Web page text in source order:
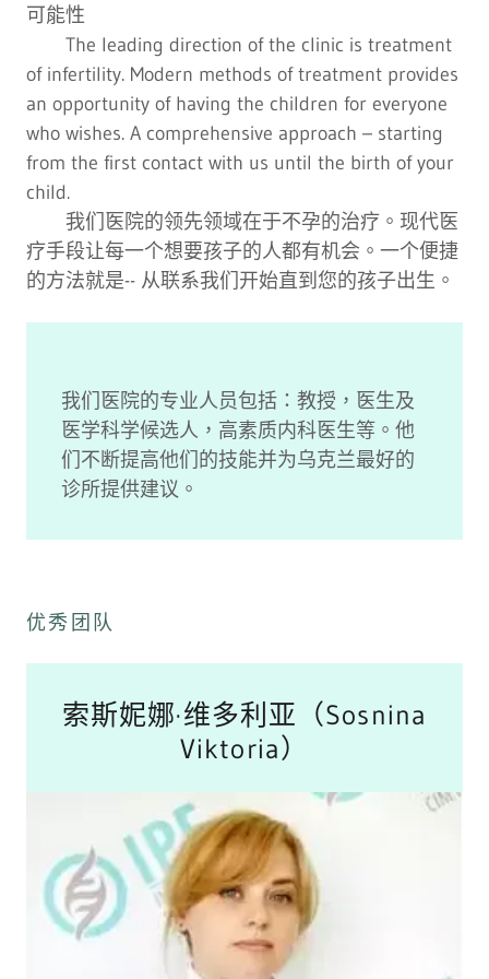
可能性
The leading direction of the clinic is treatment
of infertility. Modern methods of treatment provides
an opportunity of having the children for everyone
who wishes. A comprehensive approach – starting
from the first contact with us until the birth of your
child.
我们医院的领先领域在于不孕的治疗。现代医
疗手段让每一个想要孩子的人都有机会。一个便捷
的方法就是-- 从联系我们开始直到您的孩子出生。
我们医院的专业人员包括：教授，医生及
医学科学候选人，高素质内科医生等。他
们不断提高他们的技能并为乌克兰最好的
诊所提供建议。
优秀团队
索斯妮娜·维多利亚（Sosnina
Viktoria）